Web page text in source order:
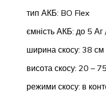
тип АКБ: BO Flex
ємність АКБ: до 5
ширина скосу: 38 см
висота скосу: 20 –
режими скосу: в